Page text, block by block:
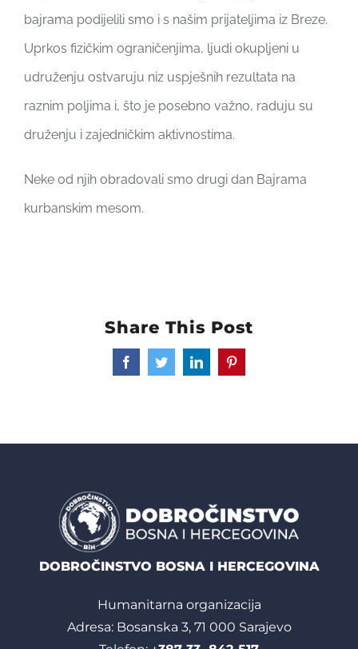
bajrama podijelili smo i s našim prijateljima iz Breze.
Uprkos fizičkim ograničenjima, ljudi okupljeni u
udruženju ostvaruju niz uspješnih rezultata na
raznim poljima i, što je posebno važno, raduju su
druženju i zajedničkim aktivnostima.
Neke od njih obradovali smo drugi dan Bajrama
kurbanskim mesom.
Share This Post
FacebookTwitterLinkedInPinterest
DOBROČINSTVO BOSNA I HERCEGOVINA
Humanitarna organizacija
Adresa: Bosanska 3, 71 000 Sarajevo